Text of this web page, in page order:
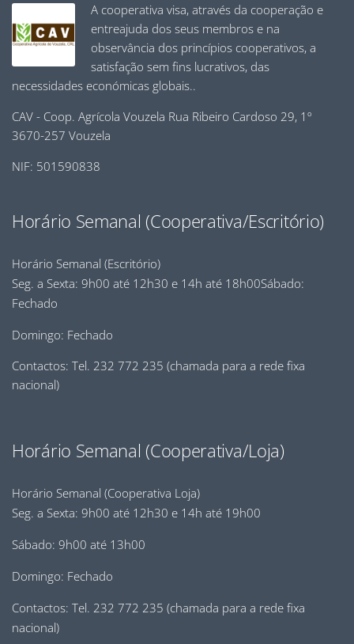
A cooperativa visa, através da cooperação e
entreajuda dos seus membros e na
observância dos princípios cooperativos, a
satisfação sem fins lucrativos, das
necessidades económicas globais..
CAV - Coop. Agrícola Vouzela Rua Ribeiro Cardoso 29, 1º
3670-257 Vouzela
NIF: 501590838
Horário Semanal (Cooperativa/Escritório)
Horário Semanal (Escritório)
Seg. a Sexta: 9h00 até 12h30 e 14h até 18h00Sábado:
Fechado
Domingo: Fechado
Contactos: Tel. 232 772 235 (chamada para a rede fixa
nacional)
Horário Semanal (Cooperativa/Loja)
Horário Semanal (Cooperativa Loja)
Seg. a Sexta: 9h00 até 12h30 e 14h até 19h00
Sábado: 9h00 até 13h00
Domingo: Fechado
Contactos: Tel. 232 772 235 (chamada para a rede fixa
nacional)